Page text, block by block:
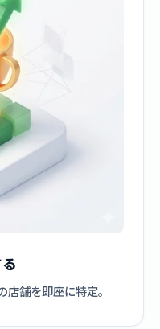
舗を即座に特定。